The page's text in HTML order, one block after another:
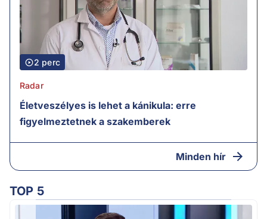
2 perc
Radar
Életveszélyes is lehet a kánikula: erre
figyelmeztetnek a szakemberek
Minden hír
TOP 5